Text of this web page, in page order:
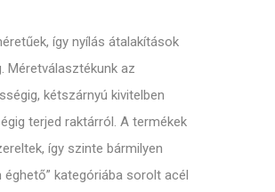
így nyílás átalakítások
Méretválasztékunk az
kétszárnyú kivitelben
terjed raktárról. A termékek
így szinte bármilyen
kategóriába sorolt acél